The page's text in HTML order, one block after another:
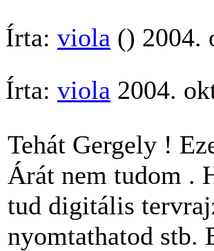
Írta: viola () 2004.
Írta: viola 2004.
Tehát Gergely !
Árát nem tudom .
tud digitális
nyomtathatod stb.